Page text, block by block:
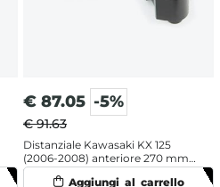
€ 87.05 -5%
€ 91.63
Distanziale Kawasaki KX 125
(2006-2008) anteriore 270 mm -
Moto Master